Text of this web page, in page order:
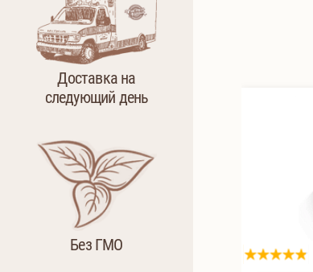
Доставка на
следующий день
Без ГМО